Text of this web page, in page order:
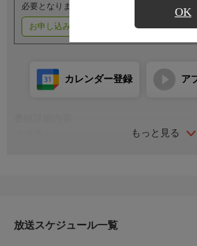
OK
必要となります。
お申し込みはこちら ご利用料金はこち
もっと見る
カレンダー登録 ア
放送スケジュール一覧